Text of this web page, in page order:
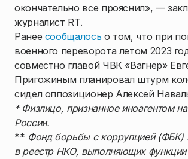
окончательно все прояснил», —
журналист RT.
Ранее сообщалось о том, что при
военного переворота летом 2023
совместно главой ЧВК «Вагнер»
Пригожиным планировал штурм
сидел оппозиционер Алексей
* Физлицо, признанное иноагентом
России.
** Фонд борьбы с коррупцией (ФБК)
в реестр НКО, выполняющих функции